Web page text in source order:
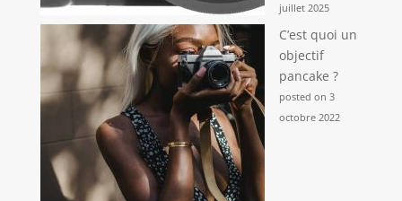
juillet 2025
C’est quoi un
objectif
pancake ?
posted on 3
octobre 2022